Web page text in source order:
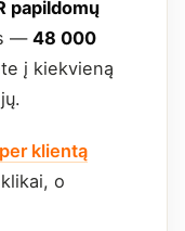
papildomų
— 48 000
į kiekvieną
klientą
o